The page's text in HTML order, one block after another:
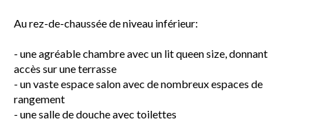
Au rez-de-chaussée de niveau inférieur:
- une agréable chambre avec un lit queen size, donnant
accès sur une terrasse
- un vaste espace salon avec de nombreux espaces de
rangement
- une salle de douche avec toilettes